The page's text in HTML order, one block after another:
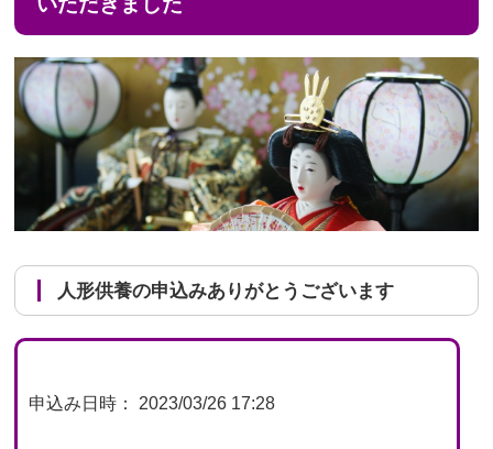
人形供養の申込みありがとうございます
申込み日時： 2023/03/26 17:28